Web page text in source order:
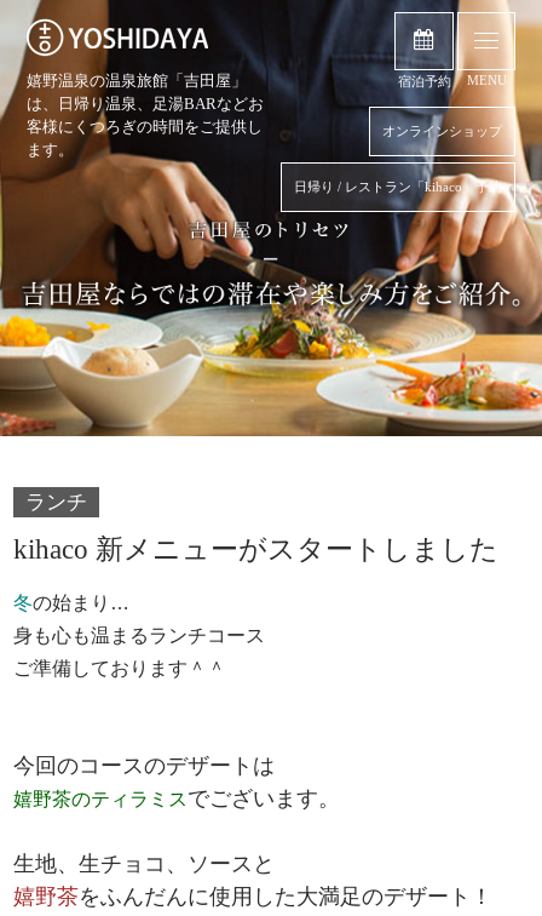
嬉野温泉の温泉旅館「吉田屋」
は、日帰り温泉、 足湯BARなどお
客様にくつろぎの時間をご提供し
ます。
オンラインショップ
日帰り / レストラン「kihaco」予約
宿泊予約 MENU
ランチ
kihaco 新メニューがスタートしました
冬の始まり…
身も心も温まるランチコース
ご準備しております＾＾
今回のコースのデザートは
嬉野茶のティラミスでございます。
生地、生チョコ、ソースと
嬉野茶をふんだんに使用した大満足のデザート！